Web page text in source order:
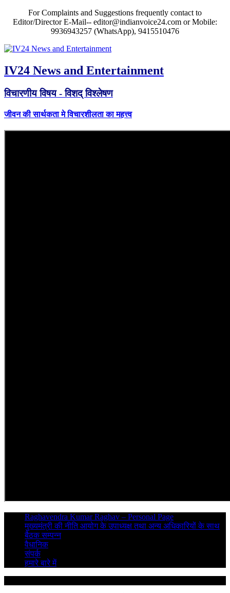
For Complaints and Suggestions frequently contact to
Editor/Director E-Mail-- editor@indianvoice24.com or Mobile:
9936943257 (WhatsApp), 9415510476
IV24 News and Entertainment
विचारणीय विषय - विशद् विश्लेषण
जीवन की सार्थकता मे विचारशीलता का महत्त्व
Raghavendra Kumar Raghav – Personal Page
मुख्यमंत्री की नीति आयोग के उपाध्यक्ष तथा अन्य अधिकारियों के साथ
बैठक सम्पन्न
वैधानिक
संपर्क
हमारे बारे में